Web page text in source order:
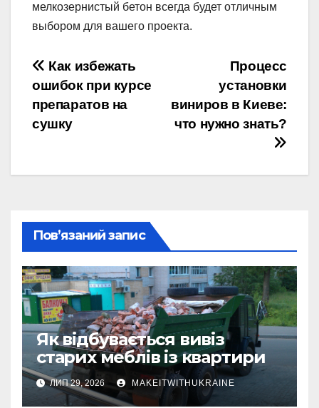
мелкозернистый бетон всегда будет отличным
выбором для вашего проекта.
Навігація
записів
Процесс
установки
виниров в Киеве:
что нужно знать?
Как избежать
ошибок при курсе
препаратов на
сушку
Пов’язаний запис
Як відбувається вивіз
старих меблів із квартири
ЛИП 29, 2026 MAKEITWITHUKRAINE